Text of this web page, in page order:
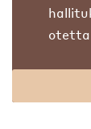
otetta